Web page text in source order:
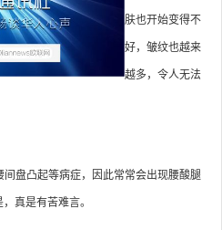
肤也开始变得不
好，皱纹也越来
越多，令人无法
盘凸起等病症，因此常常会出现腰酸腿
真是有苦难言。